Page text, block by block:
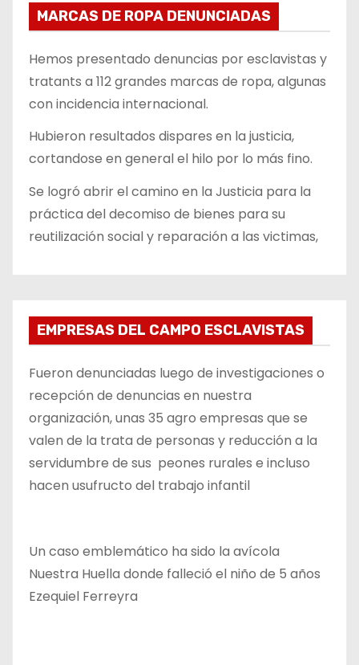
MARCAS DE ROPA DENUNCIADAS
Hemos presentado denuncias por esclavistas y
tratants a 112 grandes marcas de ropa, algunas
con incidencia internacional.
Hubieron resultados dispares en la justicia,
cortandose en general el hilo por lo más fino.
Se logró abrir el camino en la Justicia para la
práctica del decomiso de bienes para su
reutilización social y reparación a las victimas,
EMPRESAS DEL CAMPO ESCLAVISTAS
Fueron denunciadas luego de investigaciones o
recepción de denuncias en nuestra
organización, unas 35 agro empresas que se
valen de la trata de personas y reducción a la
servidumbre de sus peones rurales e incluso
hacen usufructo del trabajo infantil
Un caso emblemático ha sido la avícola
Nuestra Huella donde falleció el niño de 5 años
Ezequiel Ferreyra